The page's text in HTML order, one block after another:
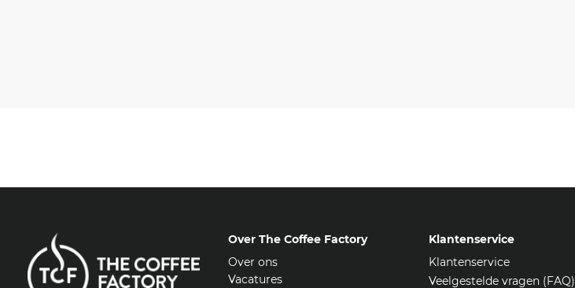
Over The Coffee Factory
Over ons
Vacatures
Klantenservice
Klantenservice
Veelgestelde vragen (FAQ)